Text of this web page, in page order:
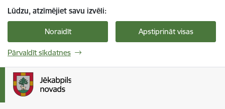
Lūdzu, atzīmējiet savu izvēli:
Noraidīt Apstiprināt visas
Pārvaldīt sīkdatnes